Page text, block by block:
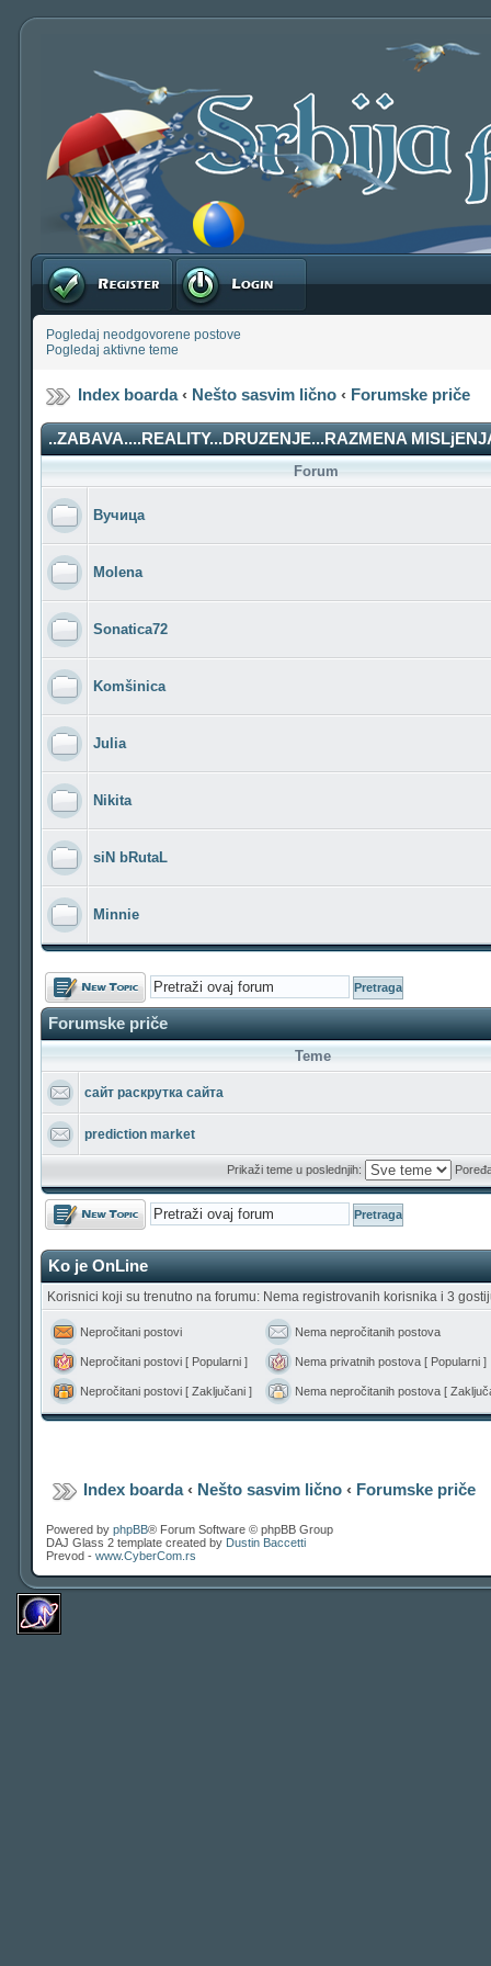
Registruj se Prijavite se
Pogledaj neodgovorene postove
Pogledaj aktivne teme
Index boarda‹ Nešto sasvim lično‹ Forumske priče
..ZABAVA....REALITY...DRUZENJE...RAZMENA
Forum
Вучица
Molena
Sonatica72
Komšinica
Julia
Nikita
siN bRutaL
Minnie
Počni novu temu
Forumske priče
Teme
сайт раскрутка сайта
prediction market
Prikaži teme u poslednjih:
Počni novu temu
Ko je OnLine
Korisnici koji su trenutno na forumu: Nema registrovanih korisnika i 3
Nepročitani postovi Nema nepročitanih postova
Nepročitani postovi [ Popularni ] Nema privatnih postova [ Popularni ]
Nepročitani postovi [ Zaključani ] Nema nepročitanih postova [
Index boarda‹ Nešto sasvim lično ‹ Forumske priče
Powered by phpBB® Forum Software © phpBB Group
DAJ Glass 2 template created by Dustin Baccetti
Prevod - www.CyberCom.rs